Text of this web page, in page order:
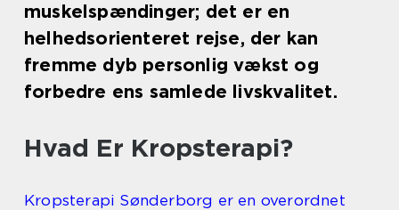
muskelspændinger; det er en
helhedsorienteret rejse, der kan
fremme dyb personlig vækst og
forbedre ens samlede livskvalitet.
Hvad Er Kropsterapi?
Kropsterapi Sønderborg er en overordnet